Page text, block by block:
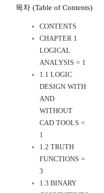
목차 (Table of Contents)
CONTENTS
CHAPTER 1
LOGICAL
ANALYSIS = 1
1.1 LOGIC
DESIGN WITH
AND
WITHOUT
CAD TOOLS =
1
1.2 TRUTH
FUNCTIONS =
3
1.3 BINARY